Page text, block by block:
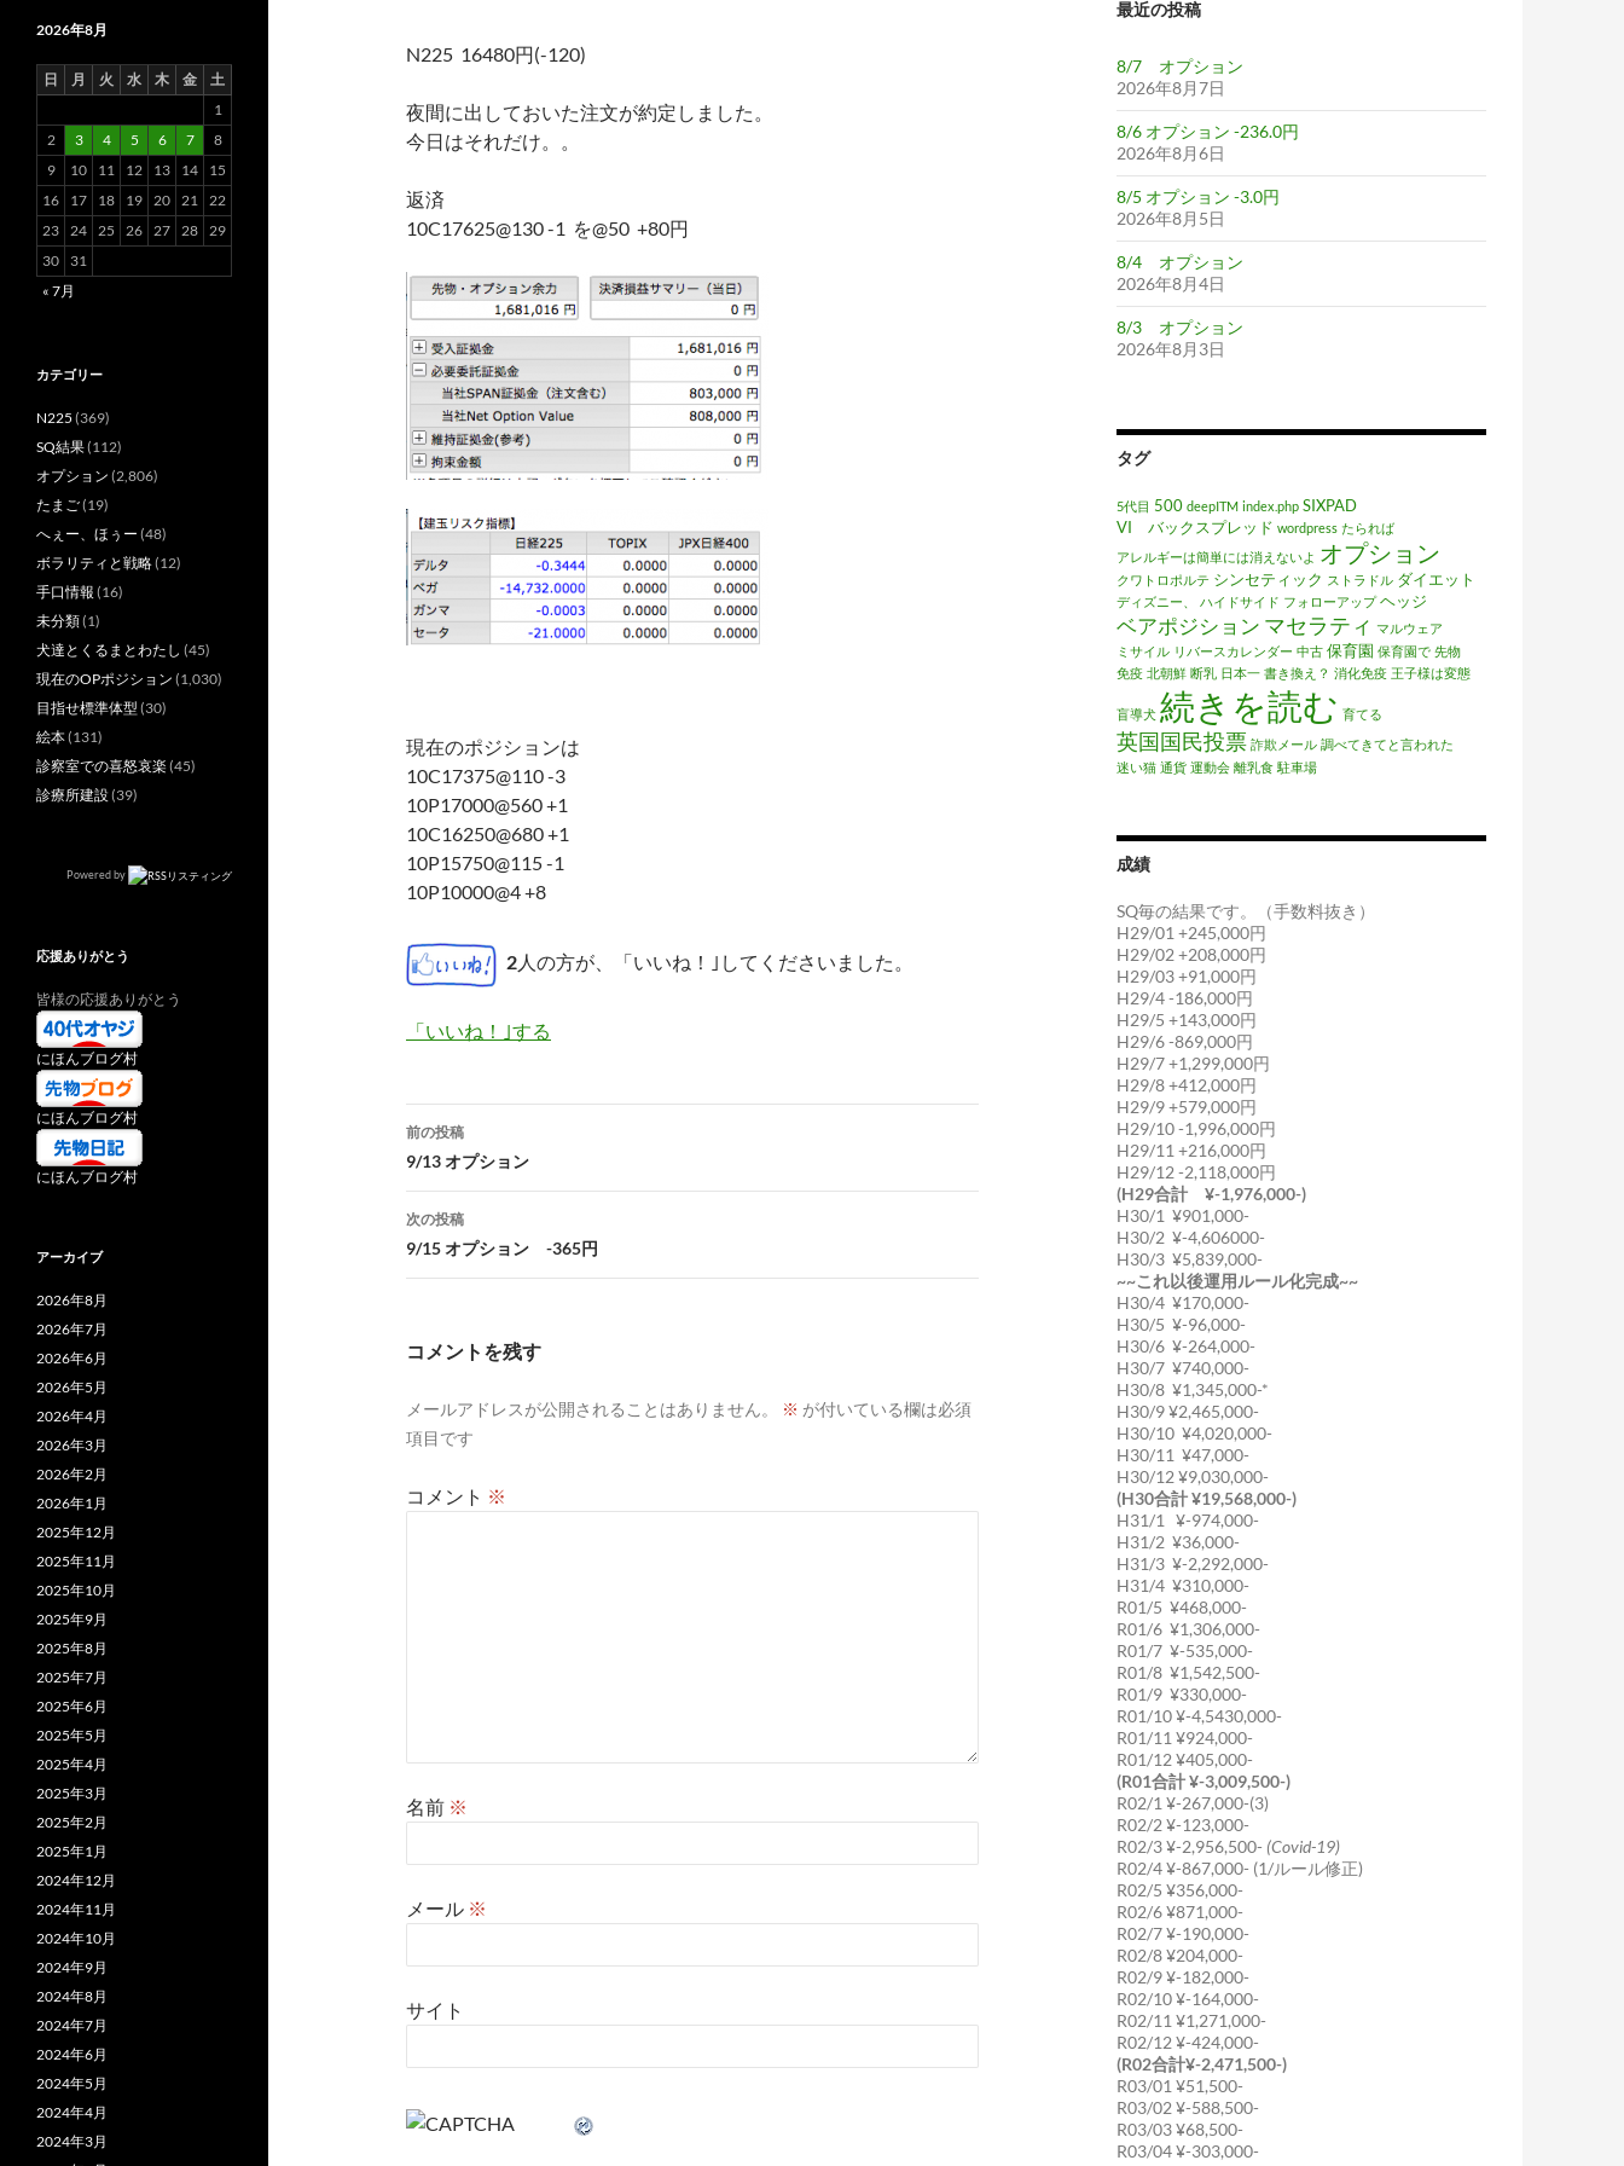
N225 16480円(-120)
夜間に出しておいた注文が約定しました。
今日はそれだけ。。
返済
10C17625@130 -1 を@50 +80円
現在のポジションは
10C17375@110 -3
10P17000@560 +1
10C16250@680 +1
10P15750@115 -1
10P10000@4 +8
2人の方が、「いいね！｣してくださいました。
「いいね！｣する
投
稿
ナ
ビ
ゲ
ョ
前の投稿
9/13 オプション
次の投稿
9/15 オプション -365円
コメントを残す
メールアドレスが公開されることはありません。 ※ が付いている欄は必須
項目です
コメント ※
名前 ※
メール ※
サイト
最近の投稿
8/7 オプション
2026年8月7日
8/6 オプション -236.0円
2026年8月6日
8/5 オプション -3.0円
2026年8月5日
8/4 オプション
2026年8月4日
8/3 オプション
2026年8月3日
タグ
5代目 500 deepITM index.php SIXPAD
VI バックスプレッド wordpress たられば
アレルギーは簡単には消えないよ オプション
クワトロポルテ シンセティック ストラドル ダイエット
ディズニー、 ハイドサイド フォローアップ ヘッジ
ベアポジション マセラティ マルウェア
ミサイル リバースカレンダー 中古 保育園 保育園で 先物
免疫 北朝鮮 断乳 日本一 書き換え？ 消化免疫 王子様は変態
盲導犬 続きを読む 育てる
英国国民投票 詐欺メール 調べてきてと言われた
迷い猫 通貨 運動会 離乳食 駐車場
成績
SQ毎の結果です。（手数料抜き）
H29/01 +245,000円
H29/02 +208,000円
H29/03 +91,000円
H29/4 -186,000円
H29/5 +143,000円
H29/6 -869,000円
H29/7 +1,299,000円
H29/8 +412,000円
H29/9 +579,000円
H29/10 -1,996,000円
H29/11 +216,000円
H29/12 -2,118,000円
(H29合計 ¥-1,976,000-)
H30/1 ¥901,000-
H30/2 ¥-4,606000-
H30/3 ¥5,839,000-
~~これ以後運用ルール化完成~~
H30/4 ¥170,000-
H30/5 ¥-96,000-
H30/6 ¥-264,000-
H30/7 ¥740,000-
H30/8 ¥1,345,000-*
H30/9 ¥2,465,000-
H30/10 ¥4,020,000-
H30/11 ¥47,000-
H30/12 ¥9,030,000-
(H30合計 ¥19,568,000-)
H31/1 ¥-974,000-
H31/2 ¥36,000-
H31/3 ¥-2,292,000-
H31/4 ¥310,000-
R01/5 ¥468,000-
R01/6 ¥1,306,000-
R01/7 ¥-535,000-
R01/8 ¥1,542,500-
R01/9 ¥330,000-
R01/10 ¥-4,5430,000-
R01/11 ¥924,000-
R01/12 ¥405,000-
(R01合計 ¥-3,009,500-)
R02/1 ¥-267,000-(3)
R02/2 ¥-123,000-
R02/3 ¥-2,956,500- (Covid-19)
R02/4 ¥-867,000- (1/ルール修正)
R02/5 ¥356,000-
R02/6 ¥871,000-
R02/7 ¥-190,000-
R02/8 ¥204,000-
R02/9 ¥-182,000-
R02/10 ¥-164,000-
R02/11 ¥1,271,000-
R02/12 ¥-424,000-
(R02合計¥-2,471,500-)
R03/01 ¥51,500-
R03/02 ¥-588,500-
R03/03 ¥68,500-
R03/04 ¥-303,000-
2026年8月
日 月 火 水 木 金
土
1
2
3 4 5 6 7
8
9
10 11 12 13 14
15
16
17 18 19 20 21
22
23
24 25 26 27 28
29
30
31
« 7月
カテゴリー
N225 (369)
SQ結果(112)
オプション (2,806)
たまご(19)
へぇー、ほぅー (48)
ボラリティと戦略(12)
手口情報 (16)
未分類(1)
犬達とくるまとわたし (45)
現在のOPポジション (1,030)
目指せ標準体型 (30)
絵本(131)
診察室での喜怒哀楽(45)
診療所建設(39)
Powered by
応援ありがとう
皆様の応援ありがとう
にほんブログ村
にほんブログ村
にほんブログ村
アーカイブ
2026年8月
2026年7月
2026年6月
2026年5月
2026年4月
2026年3月
2026年2月
2026年1月
2025年12月
2025年11月
2025年10月
2025年9月
2025年8月
2025年7月
2025年6月
2025年5月
2025年4月
2025年3月
2025年2月
2025年1月
2024年12月
2024年11月
2024年10月
2024年9月
2024年8月
2024年7月
2024年6月
2024年5月
2024年4月
2024年3月